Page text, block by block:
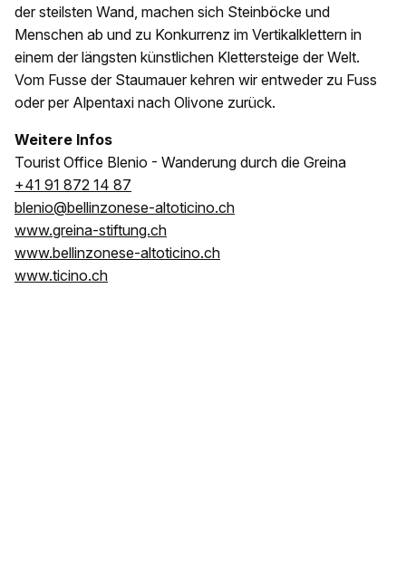
der steilsten Wand, machen sich Steinböcke und
Menschen ab und zu Konkurrenz im Vertikalklettern in
einem der längsten künstlichen Klettersteige der Welt.
Vom Fusse der Staumauer kehren wir entweder zu Fuss
oder per Alpentaxi nach Olivone zurück.
Weitere Infos
Tourist Office Blenio - Wanderung durch die Greina
+41 91 872 14 87
blenio@bellinzonese-altoticino.ch
www.greina-stiftung.ch
www.bellinzonese-altoticino.ch
www.ticino.ch